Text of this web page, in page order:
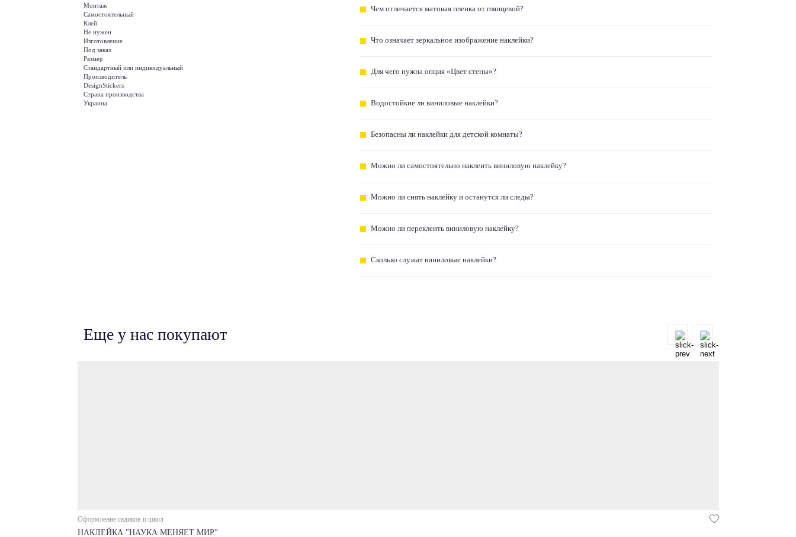
Монтаж
Самостоятельный
Клей
Не нужен
Изготовление
Под заказ
Размер
Стандартный или индивидуальный
Производитель
DesignStickers
Страна производства
Украина
Чем отличается матовая пленка от глянцевой?
Что означает зеркальное изображение наклейки?
Для чего нужна опция «Цвет стены»?
Водостойкие ли виниловые наклейки?
Безопасны ли наклейки для детской комнаты?
Можно ли самостоятельно наклеить виниловую наклейку?
Можно ли снять наклейку и останутся ли следы?
Можно ли переклеить виниловую наклейку?
Сколько служат виниловые наклейки?
Еще у нас покупают
Оформление садиков и школ
НАКЛЕЙКА "НАУКА МЕНЯЕТ МИР"